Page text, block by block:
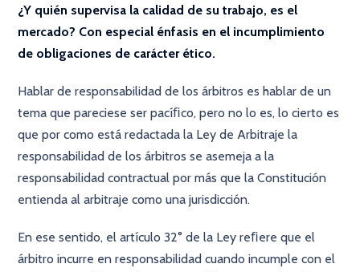
¿Y quién supervisa la calidad de su trabajo, es el
mercado? Con especial énfasis en el incumplimiento
de obligaciones de carácter ético.
Hablar de responsabilidad de los árbitros es hablar de un
tema que pareciese ser pacíﬁco, pero no lo es, lo cierto es
que por como está redactada la Ley de Arbitraje la
responsabilidad de los árbitros se asemeja a la
responsabilidad contractual por más que la Constitución
entienda al arbitraje como una jurisdicción.
En ese sentido, el artículo 32° de la Ley reﬁere que el
árbitro incurre en responsabilidad cuando incumple con el